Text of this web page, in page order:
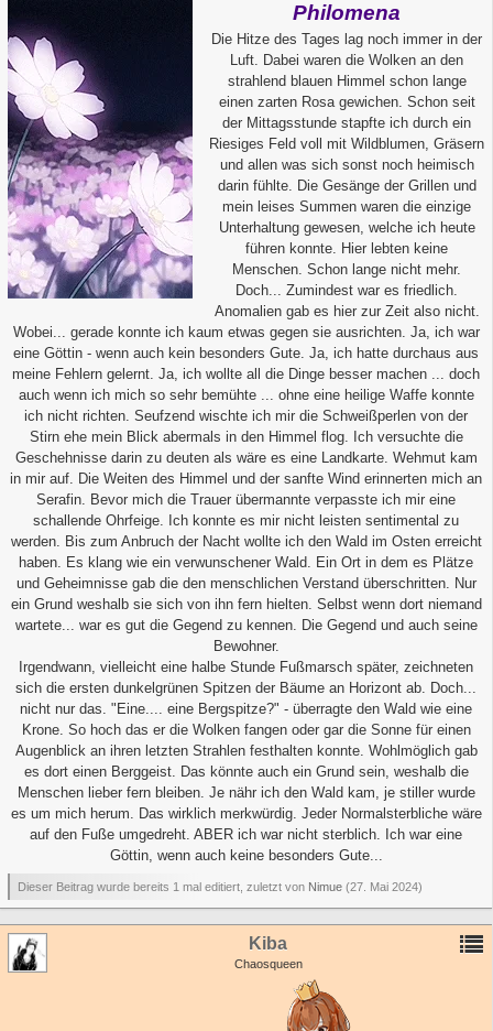
Philomena
Die Hitze des Tages lag noch immer in der
Luft. Dabei waren die Wolken an den
strahlend blauen Himmel schon lange
einen zarten Rosa gewichen. Schon seit
der Mittagsstunde stapfte ich durch ein
Riesiges Feld voll mit Wildblumen, Gräsern
und allen was sich sonst noch heimisch
darin fühlte. Die Gesänge der Grillen und
mein leises Summen waren die einzige
Unterhaltung gewesen, welche ich heute
führen konnte. Hier lebten keine
Menschen. Schon lange nicht mehr.
Doch... Zumindest war es friedlich.
Anomalien gab es hier zur Zeit also nicht.
Wobei... gerade konnte ich kaum etwas gegen sie ausrichten. Ja, ich war
eine Göttin - wenn auch kein besonders Gute. Ja, ich hatte durchaus aus
meine Fehlern gelernt. Ja, ich wollte all die Dinge besser machen ... doch
auch wenn ich mich so sehr bemühte ... ohne eine heilige Waffe konnte
ich nicht richten. Seufzend wischte ich mir die Schweißperlen von der
Stirn ehe mein Blick abermals in den Himmel flog. Ich versuchte die
Geschehnisse darin zu deuten als wäre es eine Landkarte. Wehmut kam
in mir auf. Die Weiten des Himmel und der sanfte Wind erinnerten mich an
Serafin. Bevor mich die Trauer übermannte verpasste ich mir eine
schallende Ohrfeige. Ich konnte es mir nicht leisten sentimental zu
werden. Bis zum Anbruch der Nacht wollte ich den Wald im Osten erreicht
haben. Es klang wie ein verwunschener Wald. Ein Ort in dem es Plätze
und Geheimnisse gab die den menschlichen Verstand überschritten. Nur
ein Grund weshalb sie sich von ihn fern hielten. Selbst wenn dort niemand
wartete... war es gut die Gegend zu kennen. Die Gegend und auch seine
Bewohner.
Irgendwann, vielleicht eine halbe Stunde Fußmarsch später, zeichneten
sich die ersten dunkelgrünen Spitzen der Bäume an Horizont ab. Doch...
nicht nur das. "Eine.... eine Bergspitze?" - überragte den Wald wie eine
Krone. So hoch das er die Wolken fangen oder gar die Sonne für einen
Augenblick an ihren letzten Strahlen festhalten konnte. Wohlmöglich gab
es dort einen Berggeist. Das könnte auch ein Grund sein, weshalb die
Menschen lieber fern bleiben. Je nähr ich den Wald kam, je stiller wurde
es um mich herum. Das wirklich merkwürdig. Jeder Normalsterbliche wäre
auf den Fuße umgedreht. ABER ich war nicht sterblich. Ich war eine
Göttin, wenn auch keine besonders Gute...
Dieser Beitrag wurde bereits 1 mal editiert, zuletzt von Nimue (27. Mai 2024)
Kiba
Chaosqueen